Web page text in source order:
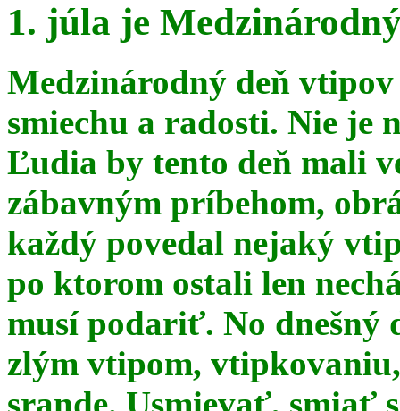
1. júla je
Medzinárodný deň
smiechu a radosti. Nie je
Ľudia by tento deň mali
zábavným príbehom,
každý povedal nejaký
po ktorom ostali len
musí podariť. No dnešný
zlým vtipom,